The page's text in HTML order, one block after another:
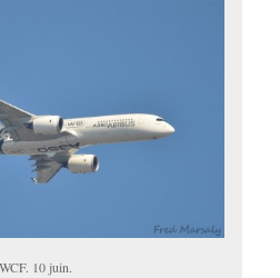
10 juin.